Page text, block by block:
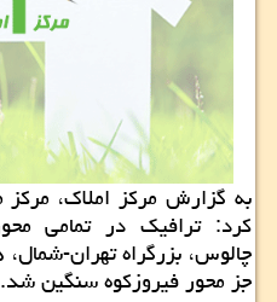
به گزارش مرکز املاک،
کرد: ترافیک در تمامی
چالوس، بزرگراه تهران-
جز محور فیروزکوه سنگین شد.